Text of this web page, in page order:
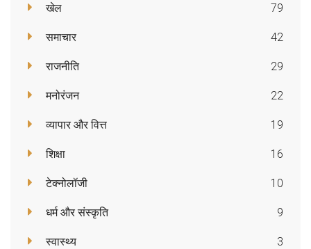
खेल 79
समाचार 42
राजनीति 29
मनोरंजन 22
व्यापार और वित्त 19
शिक्षा 16
टेक्नोलॉजी 10
धर्म और संस्कृति 9
स्वास्थ्य 3